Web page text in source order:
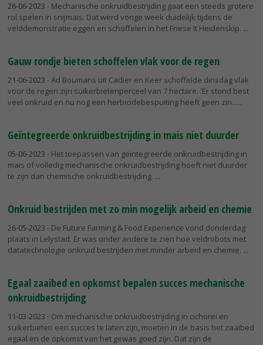
26-06-2023 - Mechanische onkruidbestrijding gaat een steeds grotere
rol spelen in snijmais. Dat werd vorige week duidelijk tijdens de
velddemonstratie eggen en schoffelen in het Friese It Heidenskip.
Gauw rondje bieten schoffelen vlak voor de regen
21-06-2023 - Ad Boumans uit Cadier en Keer schoffelde dinsdag vlak
voor de regen zijn suikerbietenperceel van 7 hectare. 'Er stond best
veel onkruid en nu nog een herbicidebespuiting heeft geen zin...
Geïntegreerde onkruidbestrijding in mais niet duurder
05-06-2023 - Het toepassen van geïntegreerde onkruidbestrijding in
mais of volledig mechanische onkruidbestrijding hoeft niet duurder
te zijn dan chemische onkruidbestrijding.
Onkruid bestrijden met zo min mogelijk arbeid en chemie
26-05-2023 - De Future Farming & Food Experience vond donderdag
plaats in Lelystad. Er was onder andere te zien hoe veldrobots met
datatechnologie onkruid bestrijden met minder arbeid en chemie.
Egaal zaaibed en opkomst bepalen succes mechanische
onkruidbestrijding
11-03-2023 - Om mechanische onkruidbestrijding in cichorei en
suikerbieten een succes te laten zijn, moeten in de basis het zaaibed
egaal en de opkomst van het gewas goed zijn. Dat zijn de